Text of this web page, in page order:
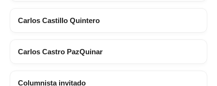
Carlos Castillo Quintero
Carlos Castro PazQuinar
Columnista invitado